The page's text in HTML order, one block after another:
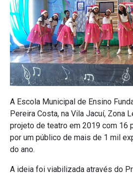
A Escola Municipal de Ensino
Pereira Costa, na Vila Jacuí, Zona
projeto de teatro em 2019 com 16
por um público de mais de 1 mil
do ano.
A ideia foi viabilizada através do